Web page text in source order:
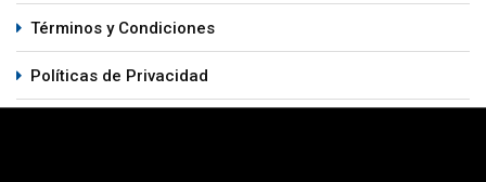
Términos y Condiciones
Políticas de Privacidad